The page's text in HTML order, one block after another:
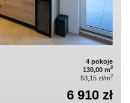
4 pokoje
130,00 m2
53,15 zł/m2
6 910 zł